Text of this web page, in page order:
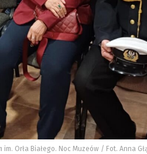
im. Orła Białego. Noc Muzeów / Fot. Anna